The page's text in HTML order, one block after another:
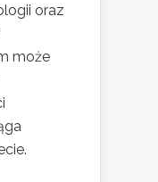
oraz
może